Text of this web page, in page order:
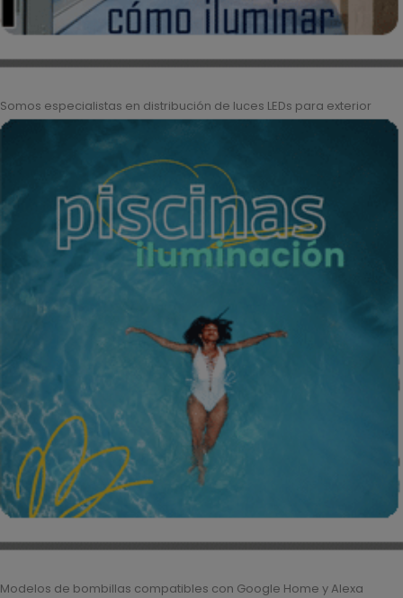
Somos especialistas en distribución de luces LEDs para exterior
Modelos de bombillas compatibles con Google Home y Alexa